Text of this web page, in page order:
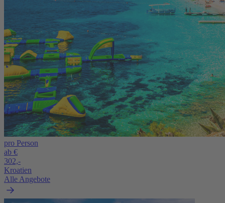
pro Person
ab €
302,-
Kroatien
Alle Angebote